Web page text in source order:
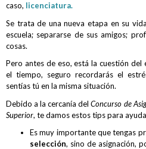
caso, licenciatura.
Se trata de una nueva etapa en su
escuela; separarse de sus amigos;
cosas.
Pero antes de eso, está la cuestión del
el tiempo, seguro recordarás el
sentías tú en la misma situación.
Debido a la cercanía delConcurso de
Superior, te damos estos tips para
Es muy importante que tengas
selección, sino de asignación,